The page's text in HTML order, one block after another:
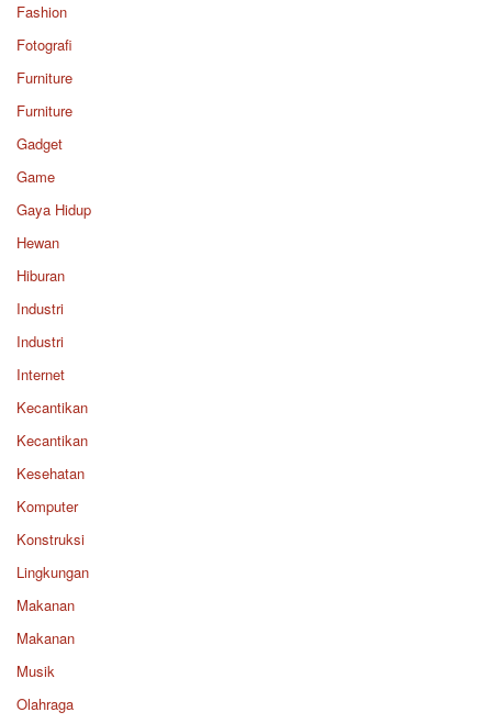
Fashion
Fotografi
Furniture
Furniture
Gadget
Game
Gaya Hidup
Hewan
Hiburan
Industri
Industri
Internet
Kecantikan
Kecantikan
Kesehatan
Komputer
Konstruksi
Lingkungan
Makanan
Makanan
Musik
Olahraga